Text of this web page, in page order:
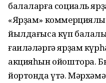
балаларға социаль
«Ярҙам»
йылдағыса күп
ғаиләләргә ярҙам
акцияһын ойоштора.
йортонда үтә.